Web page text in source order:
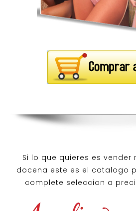
Si lo que quieres es vender
docena este es el catalogo
complete seleccion a